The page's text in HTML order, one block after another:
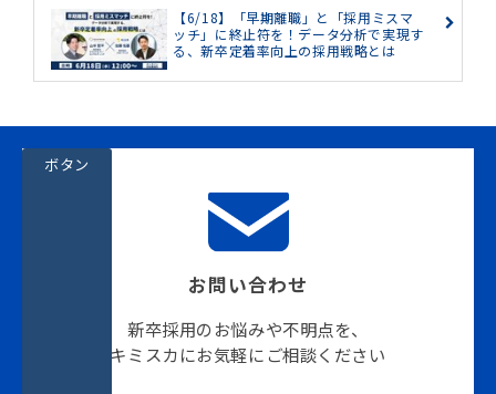
【6/18】「早期離職」と「採用ミスマ
ッチ」に終止符を！データ分析で実現す
る、新卒定着率向上の採用戦略とは
お問い合わせ
新卒採用のお悩みや不明点を、
キミスカにお気軽にご相談ください
ボタン